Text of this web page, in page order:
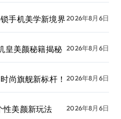
手机美学新境界2026年8月6日
皇美颜秘籍揭秘 2026年8月6日
尚旗舰新标杆！ 2026年8月6日
性美颜新玩法 2026年8月6日